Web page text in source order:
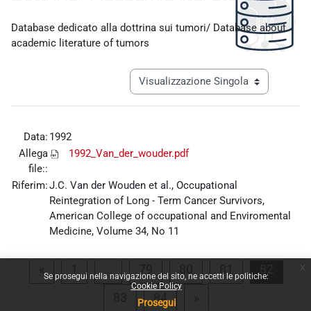
Se prosegui nella navigazione del sito, ne accetti le politiche:
Cookie Policy
Prosegui
Database dedicato alla dottrina sui tumori/ Database about
academic literature of tumors
Navigazione terziaria modalità
Data: 1992
Allega
file::
1992_Van_der_wouder.pdf
Riferim:J.C. Van der Wouden et al., Occupational
Reintegration of Long - Term Cancer Survivors,
American College of occupational and Enviromental
Medicine, Volume 34, No 11
Pagina precedente
Pagina 1 79 Pagina 79Pagina 80
81 Pagina 81
Pagina 83
84Pagina 84